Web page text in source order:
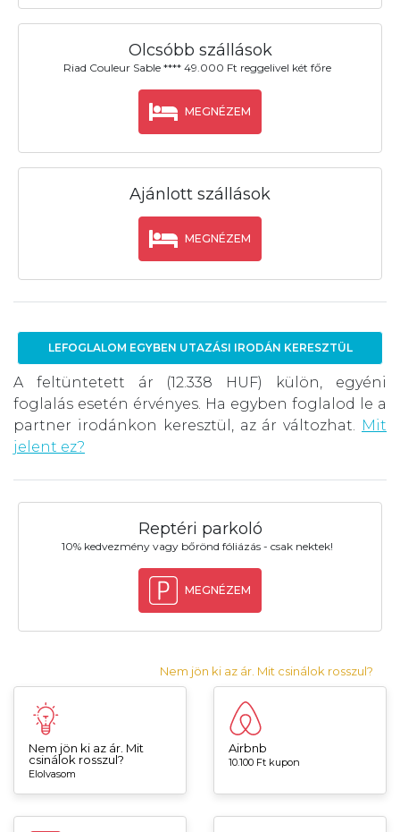
Olcsóbb szállások
Riad Couleur Sable **** 49.000 Ft reggelivel két főre
MEGNÉZEM
Ajánlott szállások
MEGNÉZEM
LEFOGLALOM EGYBEN UTAZÁSI IRODÁN KERESZTÜL
A feltüntetett ár (12.338 HUF) külön, egyéni
foglalás esetén érvényes. Ha egyben foglalod le a
partner irodánkon keresztül, az ár változhat. Mit
jelent ez?
Reptéri parkoló
10% kedvezmény vagy bőrönd fóliázás - csak nektek!
MEGNÉZEM
Nem jön ki az ár. Mit csinálok rosszul?
Nem jön ki az ár. Mit
csinálok rosszul?
Elolvasom
Airbnb
10.100 Ft kupon